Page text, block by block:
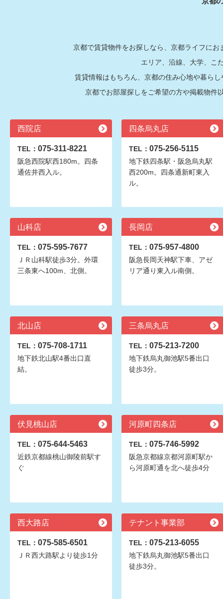
京都で賃貸物件をお探しなら、京都ライフに
エリア、沿線、大学、こ
賃貸情報はもちろん、京都の住み心地や暮ら
京都でお部屋探しをご希望の方や掲載物件
西院店
TEL： 075-311-8221
阪急西院駅西180m。四条
通佐井西入ル。
四条烏丸店
TEL： 075-256-5115
地下鉄四条駅・阪急烏丸駅
西200m。四条通新町東入
ル。
山科店
TEL： 075-595-7677
ＪＲ山科駅徒歩3分。外環
三条東へ100m、北側。
長岡店
TEL： 075-957-4800
阪急長岡天神駅下車、アゼ
リア通り東入ル南側。
北山店
TEL： 075-708-1711
地下鉄北山駅4番出口直
結。
三条烏丸店
TEL： 075-213-7200
地下鉄烏丸御池駅5番出口
徒歩3分。
伏見桃山店
TEL： 075-644-5463
近鉄京都線桃山御陵前駅す
ぐ
河原町四条店
TEL： 075-746-5992
阪急京都線京都河原町駅か
ら河原町通を北へ徒歩4分
西大路店
TEL： 075-585-6501
ＪＲ西大路駅より徒歩1分
テナント事業部
TEL： 075-213-6055
地下鉄烏丸御池駅5番出口
徒歩3分。